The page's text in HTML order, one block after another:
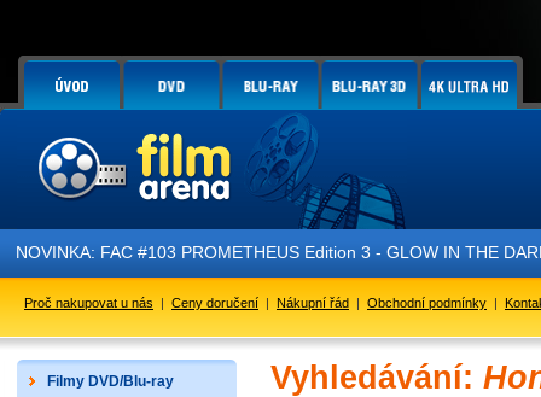
NOVINKA: FAC #103 PROMETHEUS Edition 3 - GLOW IN THE
Proč nakupovat u nás | Ceny doručení | Nákupní řád | Obchodní podmínky |
Filmy DVD/Blu-ray
Vyhledávání: